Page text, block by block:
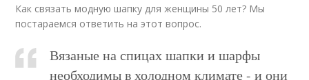
Как связать модную шапку для женщины 50 лет? Мы
постараемся ответить на этот вопрос.
Вязаные на спицах шапки и шарфы
необходимы в холодном климате - и они